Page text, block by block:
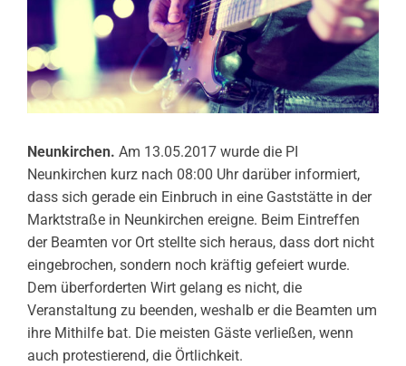
Neunkirchen. Am 13.05.2017 wurde die PI
Neunkirchen kurz nach 08:00 Uhr darüber informiert,
dass sich gerade ein Einbruch in eine Gaststätte in der
Marktstraße in Neunkirchen ereigne. Beim Eintreffen
der Beamten vor Ort stellte sich heraus, dass dort nicht
eingebrochen, sondern noch kräftig gefeiert wurde.
Dem überforderten Wirt gelang es nicht, die
Veranstaltung zu beenden, weshalb er die Beamten um
ihre Mithilfe bat. Die meisten Gäste verließen, wenn
auch protestierend, die Örtlichkeit.